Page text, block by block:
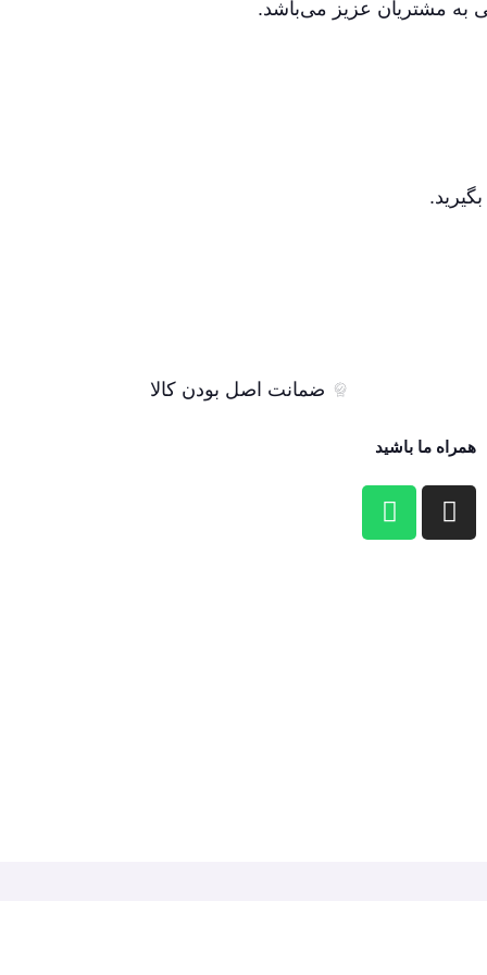
به مشتریان عزیز می‌باشد.
ضمانت اصل بودن کالا
همراه ما باشید